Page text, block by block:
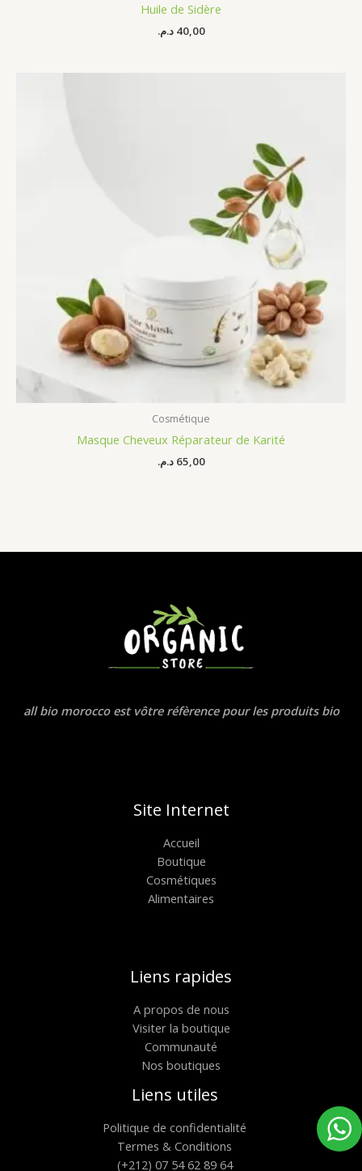
Huile de Sidère
40,00 د.م.
Cosmétique
Masque Cheveux Réparateur de Karité
65,00 د.م.
all bio morocco est vôtre réfèrence pour les produits bio
Site Internet
Accueil
Boutique
Cosmétiques
Alimentaires
Liens rapides
A propos de nous
Visiter la boutique
Communauté
Nos boutiques
Liens utiles
Politique de confidentialité
Termes & Conditions
(+212) 07 54 62 89 64